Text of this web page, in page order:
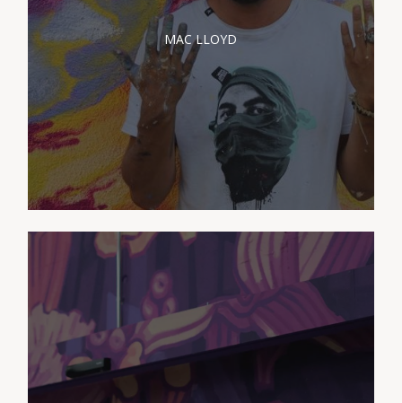
MAC LLOYD
PRÉSENTATION MAC
LLOYD